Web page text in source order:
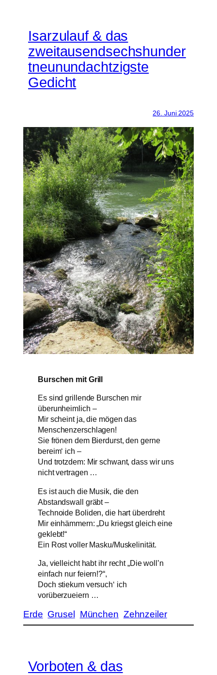
Isarzulauf & das
zweitausendsechshunder
tneunundachtzigste
Gedicht
26. Juni 2025
Burschen mit Grill
Es sind grillende Burschen mir
überunheimlich –
Mir scheint ja, die mögen das
Menschenzerschlagen!
Sie frönen dem Bierdurst, den gerne
bereim‘ ich –
Und trotzdem: Mir schwant, dass wir uns
nicht vertragen …
Es ist auch die Musik, die den
Abstandswall gräbt –
Technoide Boliden, die hart überdreht
Mir einhämmern: „Du kriegst gleich eine
geklebt!“
Ein Rost voller Masku/Muskelinität.
Ja, vielleicht habt ihr recht „Die woll’n
einfach nur feiern!?“,
Doch stiekum versuch‘ ich
vorüberzueiern …
Erde Grusel München Zehnzeiler
Vorboten & das